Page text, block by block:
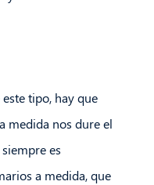
tipo, hay que
medida nos dure el
es
a medida, que